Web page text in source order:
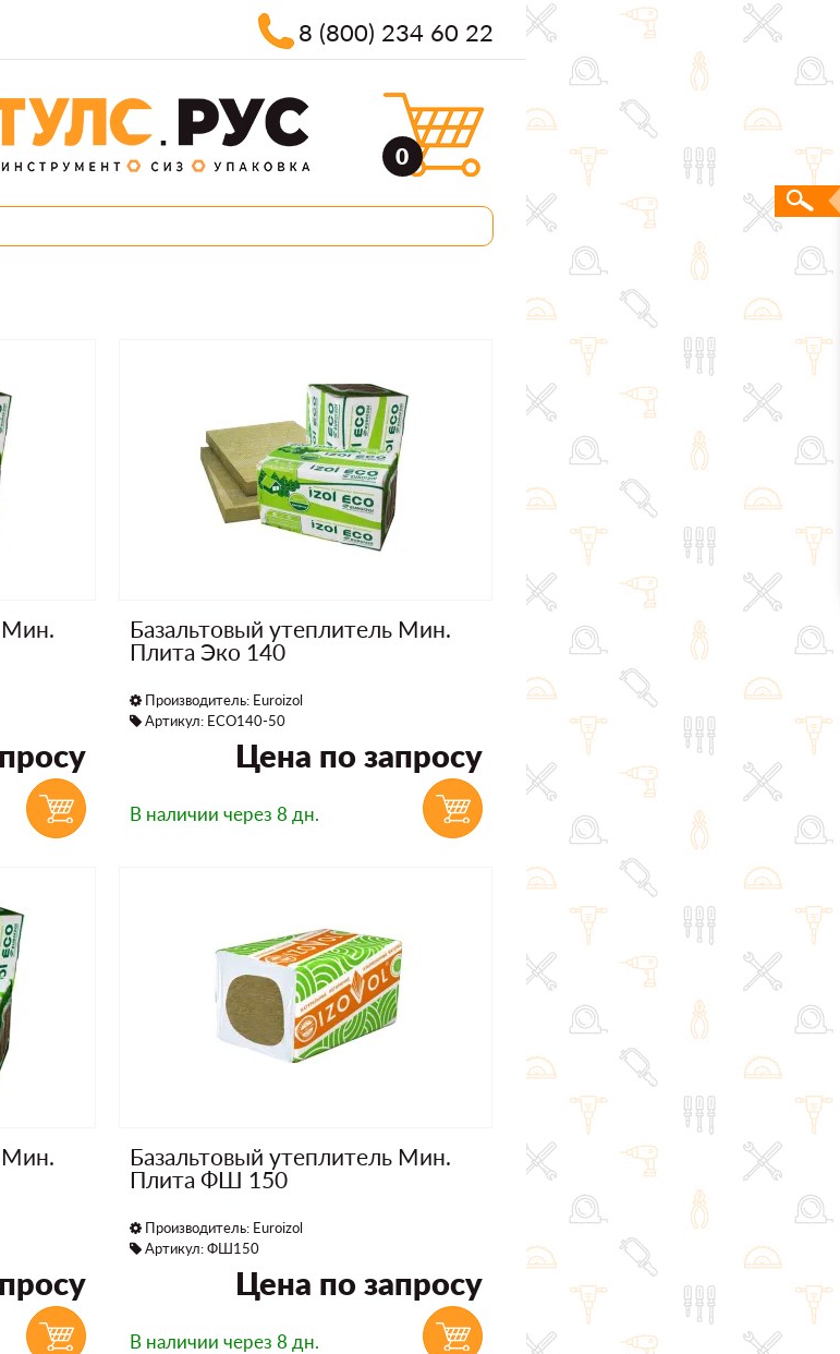
8 (800) 234 60 22
0
Мин.
Базальтовый утеплитель Мин.
Плита Эко 140
Производитель: Euroizol
Артикул: ECO140-50
Цена по запросу
В наличии через 8 дн.
Мин.
Базальтовый утеплитель Мин.
Плита ФШ 150
Производитель: Euroizol
Артикул: ФШ150
Цена по запросу
В наличии через 8 дн.